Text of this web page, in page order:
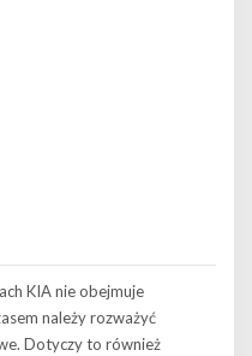
KIA nie obejmuje
należy rozważyć
Dotyczy to również